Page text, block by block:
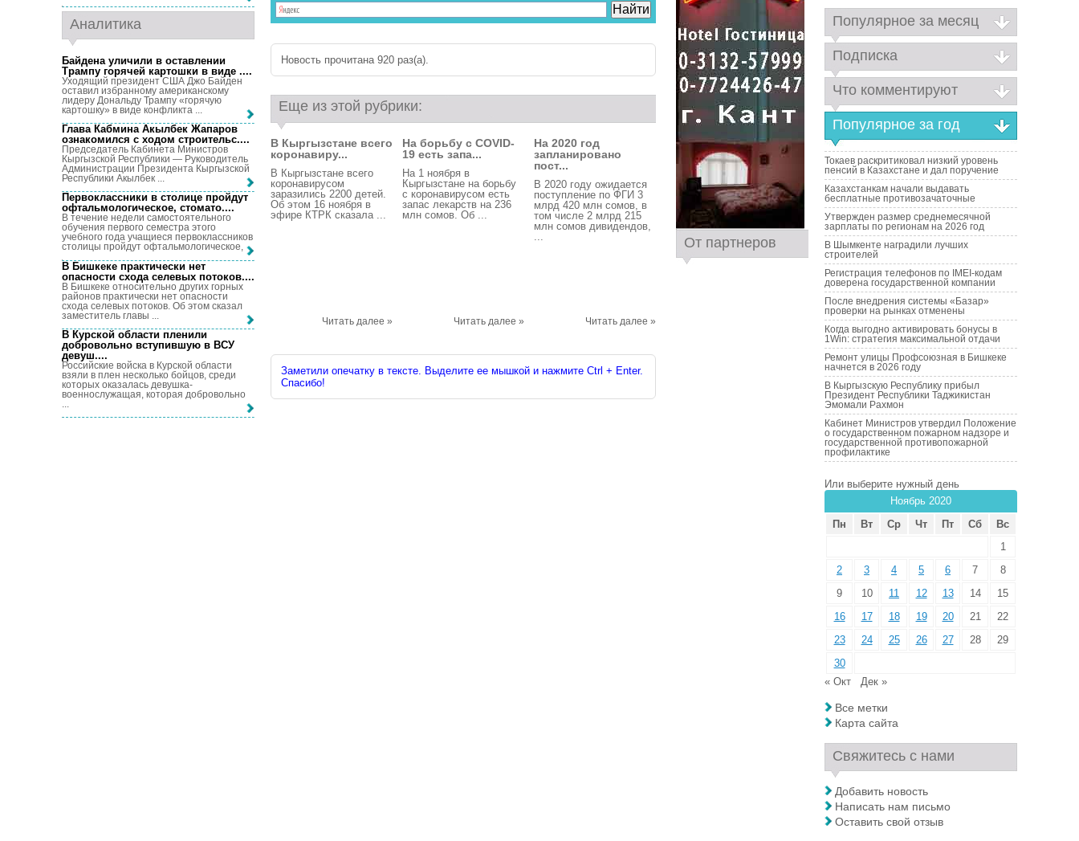
Новость прочитана 920 раз(a).
Еще из этой рубрики:
В Кыргызстане всего
коронавиру...
В Кыргызстане всего
коронавирусом
заразились 2200 детей.
Об этом 16 ноября в
эфире КТРК сказала ...
Читать далее »
На борьбу с COVID-
19 есть запа...
На 1 ноября в
Кыргызстане на борьбу
с коронавирусом есть
запас лекарств на 236
млн сомов. Об ...
Читать далее »
На 2020 год
запланировано
пост...
В 2020 году ожидается
поступление по ФГИ 3
млрд 420 млн сомов, в
том числе 2 млрд 215
млн сомов дивидендов,
...
Читать далее »
Заметили опечатку в тексте. Выделите ее мышкой и нажмите Ctrl + Enter.
Спасибо!
Аналитика
Байдена уличили в оставлении
Трампу горячей картошки в виде ....
Уходящий президент США Джо Байден
оставил избранному американскому
лидеру Дональду Трампу «горячую
картошку» в виде конфликта ...
Глава Кабмина Акылбек Жапаров
ознакомился с ходом строительс....
Председатель Кабинета Министров
Кыргызской Республики — Руководитель
Администрации Президента Кыргызской
Республики Акылбек ...
Первоклассники в столице пройдут
офтальмологическое, стомато....
В течение недели самостоятельного
обучения первого семестра этого
учебного года учащиеся первоклассников
столицы пройдут офтальмологическое, ...
В Бишкеке практически нет
опасности схода селевых потоков....
В Бишкеке относительно других горных
районов практически нет опасности
схода селевых потоков. Об этом сказал
заместитель главы ...
В Курской области пленили
добровольно вступившую в ВСУ
девуш....
Российские войска в Курской области
взяли в плен несколько бойцов, среди
которых оказалась девушка-
военнослужащая, которая добровольно
...
От партнеров
Популярное за месяц
Подписка
Что комментируют
Популярное за год
Токаев раскритиковал низкий уровень
пенсий в Казахстане и дал поручение
Казахстанкам начали выдавать
бесплатные противозачаточные
Утвержден размер среднемесячной
зарплаты по регионам на 2026 год
В Шымкенте наградили лучших
строителей
Регистрация телефонов по IMEI-кодам
доверена государственной компании
После внедрения системы «Базар»
проверки на рынках отменены
Когда выгодно активировать бонусы в
1Win: стратегия максимальной отдачи
Ремонт улицы Профсоюзная в Бишкеке
начнется в 2026 году
В Кыргызскую Республику прибыл
Президент Республики Таджикистан
Эмомали Рахмон
Кабинет Министров утвердил Положение
о государственном пожарном надзоре и
государственной противопожарной
профилактике
Или выберите нужный день
Ноябрь 2020
Пн
Вт Ср Чт Пт Сб
Вс
1
2
3 4 5 6 7
8
9
10 11 12 13 14
15
16
17 18 19 20 21
22
23
24 25 26 27 28
29
30
« Окт
Дек »
Все метки
Карта сайта
Свяжитесь с нами
Добавить новость
Написать нам письмо
Оставить свой отзыв